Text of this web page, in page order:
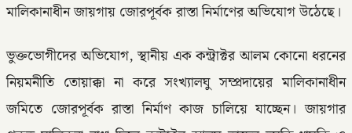
মালিকানাধীন জায়গায় জোরপূর্বক রাস্তা নির্মাণের অভিযোগ উঠেছে।
ভুক্তভোগীদের অভিযোগ, স্থানীয় এক কন্ট্রাক্টর আলম কোনো ধরনের
নিয়মনীতি তোয়াক্কা না করে সংখ্যালঘু সম্প্রদায়ের মালিকানাধীন
জমিতে জোরপূর্বক রাস্তা নির্মাণ কাজ চালিয়ে যাচ্ছেন। জায়গার